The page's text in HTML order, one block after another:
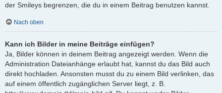
der Smileys begrenzen, die du in einem Beitrag benutzen kannst.
Nach oben
Kann ich Bilder in meine Beiträge einfügen?
Ja, Bilder können in deinem Beitrag angezeigt werden. Wenn die
Administration Dateianhänge erlaubt hat, kannst du das Bild auch
direkt hochladen. Ansonsten musst du zu einem Bild verlinken, das
auf einem öffentlich zugänglichen Server liegt, z. B.